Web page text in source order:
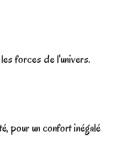
forces de l'univers.
pour un confort inégalé